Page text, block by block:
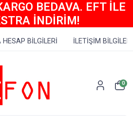
BEDAVA. EFT İLE
İNDİRİM!
HESAP BİLGİLERİ İLETİŞİM BİLGİLERİ
0